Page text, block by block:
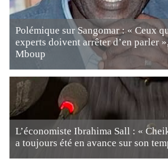
Polémique sur Sangomar : « Ceux
experts doivent arrêter d’en parler
Mboup
L’économiste Ibrahima Sall : «
a toujours été en avance sur son